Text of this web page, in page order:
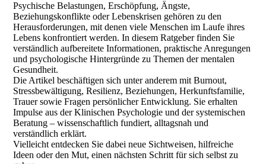
Psychische Belastungen, Erschöpfung, Ängste,
Beziehungskonflikte oder Lebenskrisen gehören zu den
Herausforderungen, mit denen viele Menschen im Laufe ihres
Lebens konfrontiert werden. In diesem Ratgeber finden Sie
verständlich aufbereitete Informationen, praktische Anregungen
und psychologische Hintergründe zu Themen der mentalen
Gesundheit.
Die Artikel beschäftigen sich unter anderem mit Burnout,
Stressbewältigung, Resilienz, Beziehungen, Herkunftsfamilie,
Trauer sowie Fragen persönlicher Entwicklung. Sie erhalten
Impulse aus der Klinischen Psychologie und der systemischen
Beratung – wissenschaftlich fundiert, alltagsnah und
verständlich erklärt.
Vielleicht entdecken Sie dabei neue Sichtweisen, hilfreiche
Ideen oder den Mut, einen nächsten Schritt für sich selbst zu